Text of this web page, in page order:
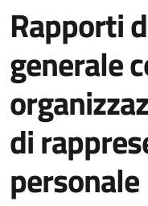
Rapporti
generale
di
personale